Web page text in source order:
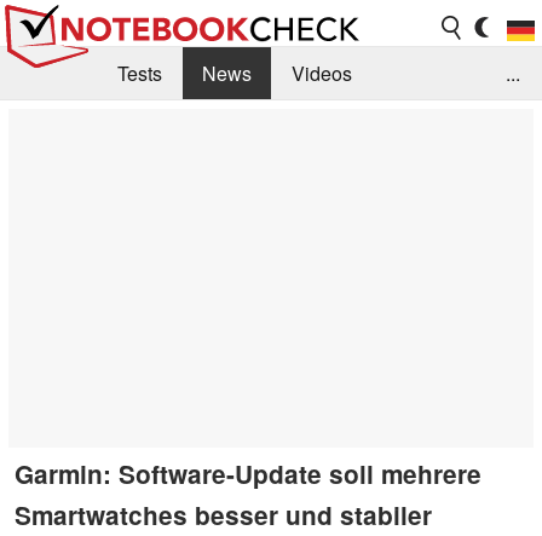
Tests News
Videos
...
Garmin: Software-Update soll mehrere
Smartwatches besser und stabiler